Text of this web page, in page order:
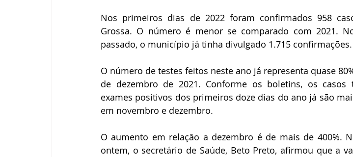
Nos primeiros dias de 2022 foram confirmados 958
Grossa. O número é menor se comparado com 2021.
passado, o município já tinha divulgado 1.715 confirmações.
O número de testes feitos neste ano já representa quase
de dezembro de 2021. Conforme os boletins, os casos
exames positivos dos primeiros doze dias do ano já são
em novembro e dezembro.
O aumento em relação a dezembro é de mais de 400%.
ontem, o secretário de Saúde, Beto Preto, afirmou que a